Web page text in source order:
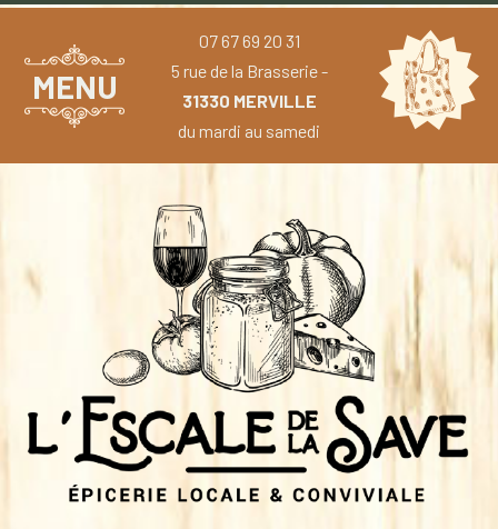
MENU
07 67 69 20 31
5 rue de la Brasserie -
31330 MERVILLE
du mardi au samedi